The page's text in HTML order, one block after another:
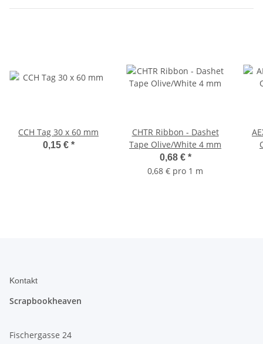
CCH Tag 30 x 60 mm
0,15 € *
CHTR Ribbon - Dashet
Tape Olive/White 4 mm
0,68 € *
0,68 € pro 1 m
Kontakt
Scrapbookheaven
Fischergasse 24